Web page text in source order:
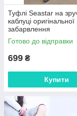
Туфлі Seastar на
каблуці оригінальної
забарвлення
Готово до відправки
699 ₴
Купити